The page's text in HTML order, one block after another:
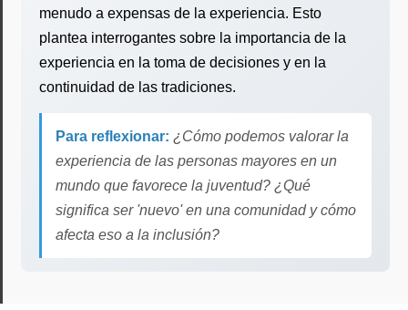
menudo a expensas de la experiencia. Esto
plantea interrogantes sobre la importancia de la
experiencia en la toma de decisiones y en la
continuidad de las tradiciones.
Para reflexionar: ¿Cómo podemos valorar la
experiencia de las personas mayores en un
mundo que favorece la juventud? ¿Qué
significa ser 'nuevo' en una comunidad y cómo
afecta eso a la inclusión?